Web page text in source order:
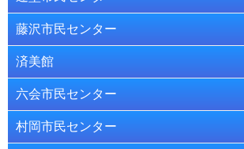
【申】8月7日（木）から電話・来所で。
昼のエクササイズ
8月8日（金）午前10時～11時15分。
優しく身体を整えるヨガ。
講師＝菊池侑子氏。
小・中学生。
おもちゃの病院
8月10日（日）午後1時30分～3時30分。
おもちゃの修理。
※1家族3点まで。
【問】御所見市民図書室
8月6日（水）午後2時～4時。
映画「はたらく細胞」の上映。
地図を表示
大庭子育てさろん ぴよぴよ広場
8月19日（火）午前9時30分～11時30分。
乳幼児と保護者のフリースペース。
湘南台市民センターの生涯学習事業案
地図を表示
0分、
（イ）8月14日（木）◎午後1時30分◎
3時20分。
※1回50分。
バドミントン各回1組、卓球各回9組（と
で）。
電話をかける【電話】(90)0097
善行市民センターの生涯学習事業案内
地図を表示
◎8月2日（土）午後2時～2時30分◎8月6
（水）午後3時30分～4時。
〒252-0801 藤沢市長後513
電話をかける【電話】(46)7373
長後市民センターの生涯学習事業案内
地図を表示
歴史講座「鎌倉御家人・渋谷氏の“悩み
8月25日（月）午前10時20分～正午。
当時の国家公務員の職務と生活。
講師＝藤沢市文化財保護委員伊藤一美
【電話】(34)9151【FAX】(34)4187
〒251-0045 藤沢市辻堂西海岸2-1-17
電話をかける【電話】(34)9151
辻堂市民センターの生涯学習事業案内
地図を表示
辻堂ストリートギャラリー写真募集
11月3日（月・祝）～12月1日（月）。
「辻堂の坂」をテーマとして募集した
ートを作り、湘南ニコニコロードに展
藤沢市民センター
【電話】(22)0019【FAX】(22)0293
〒251-0053 藤沢市本町1-12-17
電話をかける【電話】(22)0019
夏のコンサート～わいてくるくるおん
8月23日（土）午後2時～3時。
済美館
【電話】(22)0019【FAX】(22)0293
〒251-0053 藤沢市本町4-6-16
今回、記事はありませんでした。
六会市民センター
【電話】(90)0203【FAX】(83)2298
村岡市民センター